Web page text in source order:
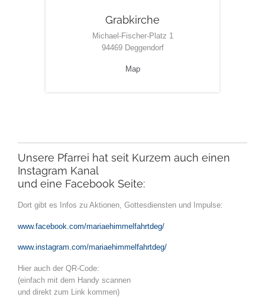
Grabkirche
Michael-Fischer-Platz 1
94469 Deggendorf
Map
Unsere Pfarrei hat seit Kurzem auch einen
Instagram Kanal
und eine Facebook Seite:
Dort gibt es Infos zu Aktionen, Gottesdiensten und Impulse:
www.facebook.com/mariaehimmelfahrtdeg/
www.instagram.com/mariaehimmelfahrtdeg/
Hier auch der QR-Code:
(einfach mit dem Handy scannen
und direkt zum Link kommen)